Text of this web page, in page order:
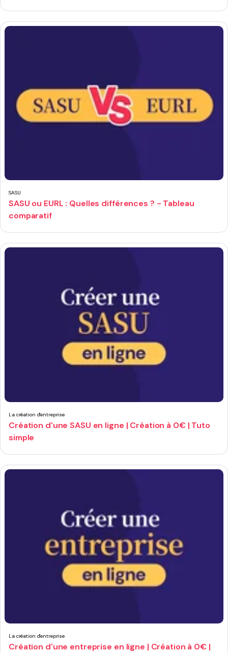
SASU
SASU ou EURL : Quelles différences ? - Tableau
comparatif
La création d'entreprise
Création d'une SASU en ligne | Création à 0€ | Tuto
simple
La création d'entreprise
Création d'une entreprise en ligne | Création à 0€ |